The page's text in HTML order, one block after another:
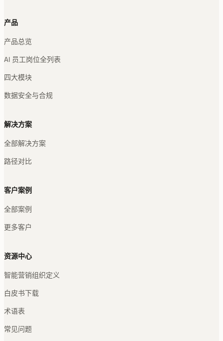
产品
产品总览
AI 员工岗位全列表
四大模块
数据安全与合规
解决方案
全部解决方案
路径对比
客户案例
全部案例
更多客户
资源中心
智能营销组织定义
白皮书下载
术语表
常见问题